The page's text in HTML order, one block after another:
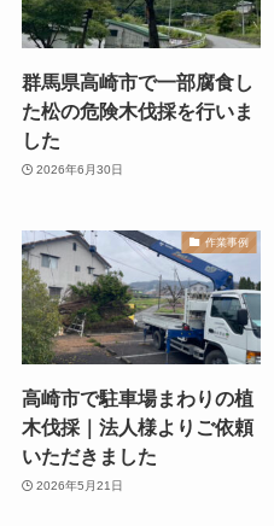
群馬県高崎市で一部腐食し
た松の危険木伐採を行いま
した
2026年6月30日
作業事例
高崎市で駐車場まわりの植
木伐採｜法人様よりご依頼
いただきました
2026年5月21日